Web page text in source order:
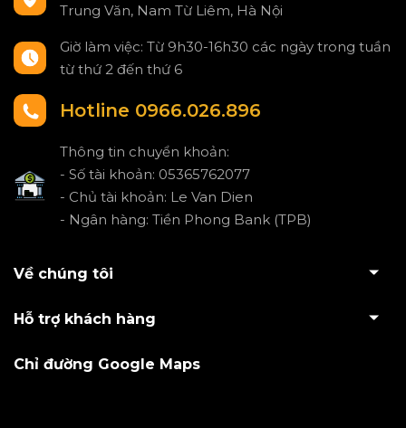
Trung Văn, Nam Từ Liêm, Hà Nội
Giờ làm việc: Từ 9h30-16h30 các ngày trong tuần
từ thứ 2 đến thứ 6
Hotline 0966.026.896
Thông tin chuyển khoản:
- Số tài khoản: 05365762077
- Chủ tài khoản: Le Van Dien
- Ngân hàng: Tiền Phong Bank (TPB)
Về chúng tôi
Hỗ trợ khách hàng
Chỉ đường Google Maps